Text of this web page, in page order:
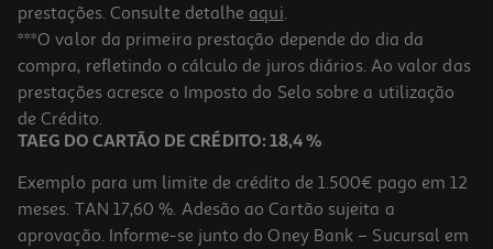
5.0
Loção Dystron Íntima Sensitive 200ml
24 €/Lt
4,80 €
prestações. Consulte detalhe aqui.
***O valor da primeira prestação depende do dia da
compra, refletindo o cálculo de juros diários. Ao valor das
prestações acresce o Imposto do Selo sobre a utilização
de Crédito.
TAEG DO CARTÃO DE CRÉDITO: 18,4 %
Exemplo para um limite de crédito de 1.500€ pago em 12
meses. TAN 17,60 %. Adesão ao Cartão sujeita a
aprovação. Informe-se junto do Oney Bank – Sucursal em